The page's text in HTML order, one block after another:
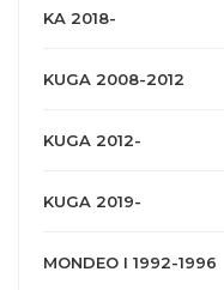
KA 2018-
KUGA 2008-2012
KUGA 2012-
KUGA 2019-
MONDEO I 1992-1996